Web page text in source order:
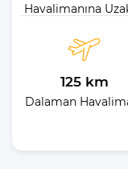
Havalimanına
125 km
Dalaman